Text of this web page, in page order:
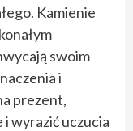
Kamienie
swoim
i
prezent,
wyrazić uczucia